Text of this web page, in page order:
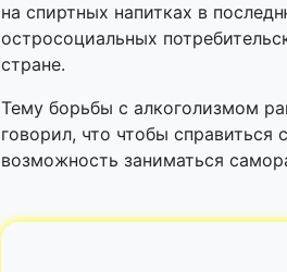
на спиртных напитках в
остросоциальных
стране.
Тему борьбы с алкоголизмом
говорил, что чтобы
возможность заниматься